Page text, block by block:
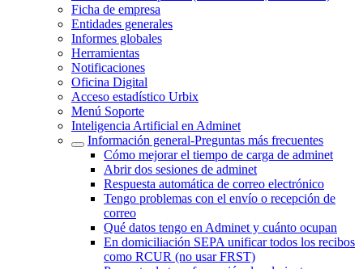
Ficha de empresa
Entidades generales
Informes globales
Herramientas
Notificaciones
Oficina Digital
Acceso estadístico Urbix
Menú Soporte
Inteligencia Artificial en Adminet
Información general-Preguntas más frecuentes
Cómo mejorar el tiempo de carga de adminet
Abrir dos sesiones de adminet
Respuesta automática de correo electrónico
Tengo problemas con el envío o recepción de
correo
Qué datos tengo en Adminet y cuánto ocupan
En domiciliación SEPA unificar todos los recibos
como RCUR (no usar FRST)